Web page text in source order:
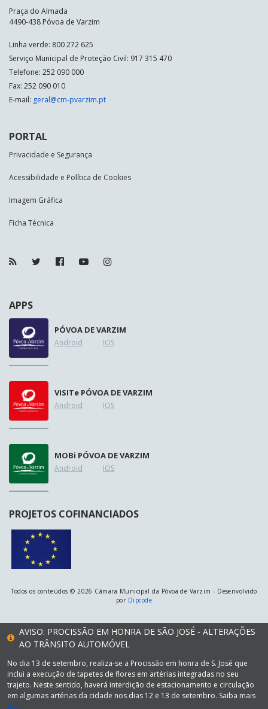
Praça do Almada
4490-438 Póvoa de Varzim
Linha verde: 800 272 625
Serviço Municipal de Proteção Civil: 917 315 470
Telefone: 252 090 000
Fax: 252 090 010
E-mail: geral@cm-pvarzim.pt
PORTAL
Privacidade e Segurança
Acessibilidade e Política de Cookies
Imagem Gráfica
Ficha Técnica
APPS
PÓVOA DE VARZIM
Android IOS
VISITe PÓVOA DE VARZIM
Android IOS
MOBi PÓVOA DE VARZIM
Android IOS
PROJETOS COFINANCIADOS
Todos os conteúdos © 2026 Câmara Municipal da Póvoa de Varzim - Desenvolvido
por Dipcode
AVISO: PROCISSÃO EM HONRA DE SÃO JOSÉ - ALTERAÇÕES
AO TRÂNSITO AUTOMÓVEL
No dia 13 de setembro, realiza-se a Procissão em honra de S. José que
inclui a execução de tapetes de flores em artérias integradas no seu
trajeto. Neste sentido, haverá interdição de estacionamento e circulação
em algumas artérias da cidade nos dias 12 e 13 de setembro. Saiba mais
aqui.